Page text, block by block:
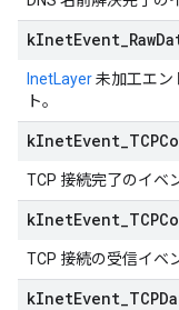
kInetEvent Raw
InetLayer未加工エン
ト。
kInetEvent
TCP 接続完了のイベ
kInetEvent
TCP 接続の受信イベ
kInetEvent